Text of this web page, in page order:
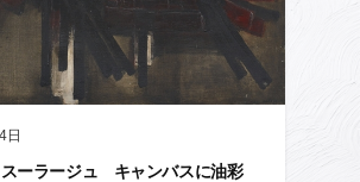
日
スーラージュ キャンバスに油彩